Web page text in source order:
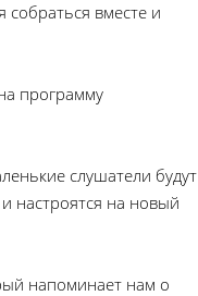
собраться вместе и
программу
слушатели будут
настроятся на новый
напоминает нам о